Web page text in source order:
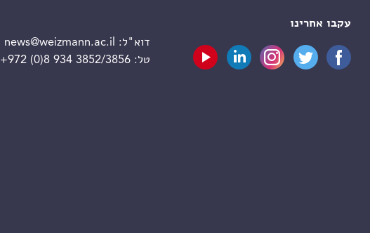
עקבו אחרינו
דוא"ל:
news@weizmann.ac.il
טל:+972 (0)8 934 3852/3856